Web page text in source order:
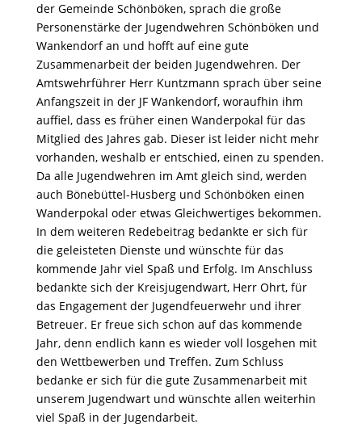
der Gemeinde Schönböken, sprach die große
Personenstärke der Jugendwehren Schönböken und
Wankendorf an und hofft auf eine gute
Zusammenarbeit der beiden Jugendwehren. Der
Amtswehrführer Herr Kuntzmann sprach über seine
Anfangszeit in der JF Wankendorf, woraufhin ihm
auffiel, dass es früher einen Wanderpokal für das
Mitglied des Jahres gab. Dieser ist leider nicht mehr
vorhanden, weshalb er entschied, einen zu spenden.
Da alle Jugendwehren im Amt gleich sind, werden
auch Bönebüttel-Husberg und Schönböken einen
Wanderpokal oder etwas Gleichwertiges bekommen.
In dem weiteren Redebeitrag bedankte er sich für
die geleisteten Dienste und wünschte für das
kommende Jahr viel Spaß und Erfolg. Im Anschluss
bedankte sich der Kreisjugendwart, Herr Ohrt, für
das Engagement der Jugendfeuerwehr und ihrer
Betreuer. Er freue sich schon auf das kommende
Jahr, denn endlich kann es wieder voll losgehen mit
den Wettbewerben und Treffen. Zum Schluss
bedanke er sich für die gute Zusammenarbeit mit
unserem Jugendwart und wünschte allen weiterhin
viel Spaß in der Jugendarbeit.